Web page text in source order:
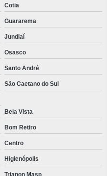
Cotia
Guararema
Jundiaí
Osasco
Santo André
São Caetano do Sul
Bela Vista
Bom Retiro
Centro
Higienópolis